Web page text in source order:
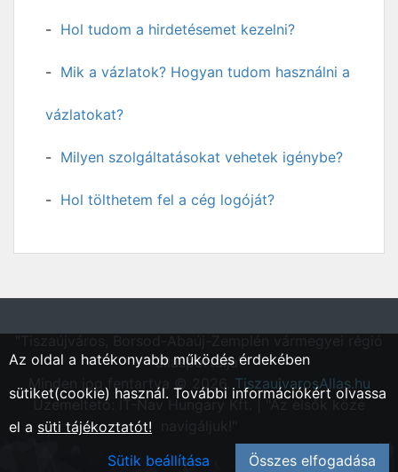
Hol tudom a hirdetésemet kezelni?
Mik a vázlatok? Hogyan tudom használni a
vázlatokat?
Milyen szolgáltatásokat vehetek igénybe?
Hol tölthetem fel a cég logóját?
állásportálja"
Minden jog fentartva © 2026.TiszaujvarosAllas.hu
Üzemeltető: IT-Nav Hungary Kft. | "Az elsők közé
Az oldal a hatékonyabb működés érdekében
sütiket(cookie) használ. További információkért olvassa
el a süti tájékoztatót!
Sütik beállítása
Összes elfogadása